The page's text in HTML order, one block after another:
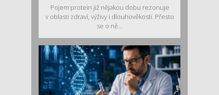
Pojem protein již nějakou dobu rezonuje
v oblasti zdraví, výživy i dlouhověkosti. Přesto
se o ně...